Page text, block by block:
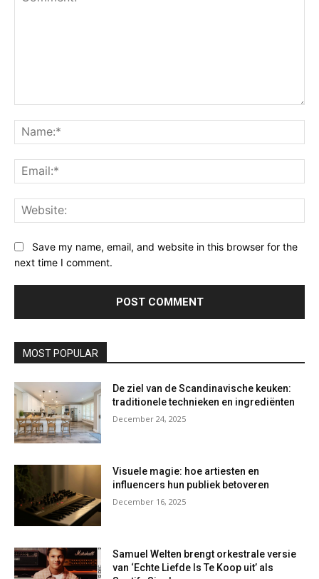
Save my name, email, and website in this browser for the
next time I comment.
MOST POPULAR
De ziel van de Scandinavische keuken:
traditionele technieken en ingrediënten
December 24, 2025
Visuele magie: hoe artiesten en
influencers hun publiek betoveren
December 16, 2025
Samuel Welten brengt orkestrale versie
van ‘Echte Liefde Is Te Koop uit’ als